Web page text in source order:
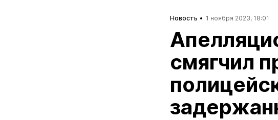
Новость 1 ноября 2023, 18:01
смягчил